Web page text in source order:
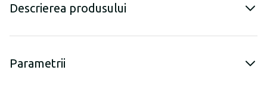
Descrierea produsului
Parametrii